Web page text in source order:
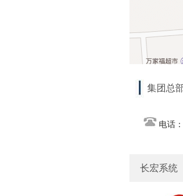
集团总
电话
长宏系统